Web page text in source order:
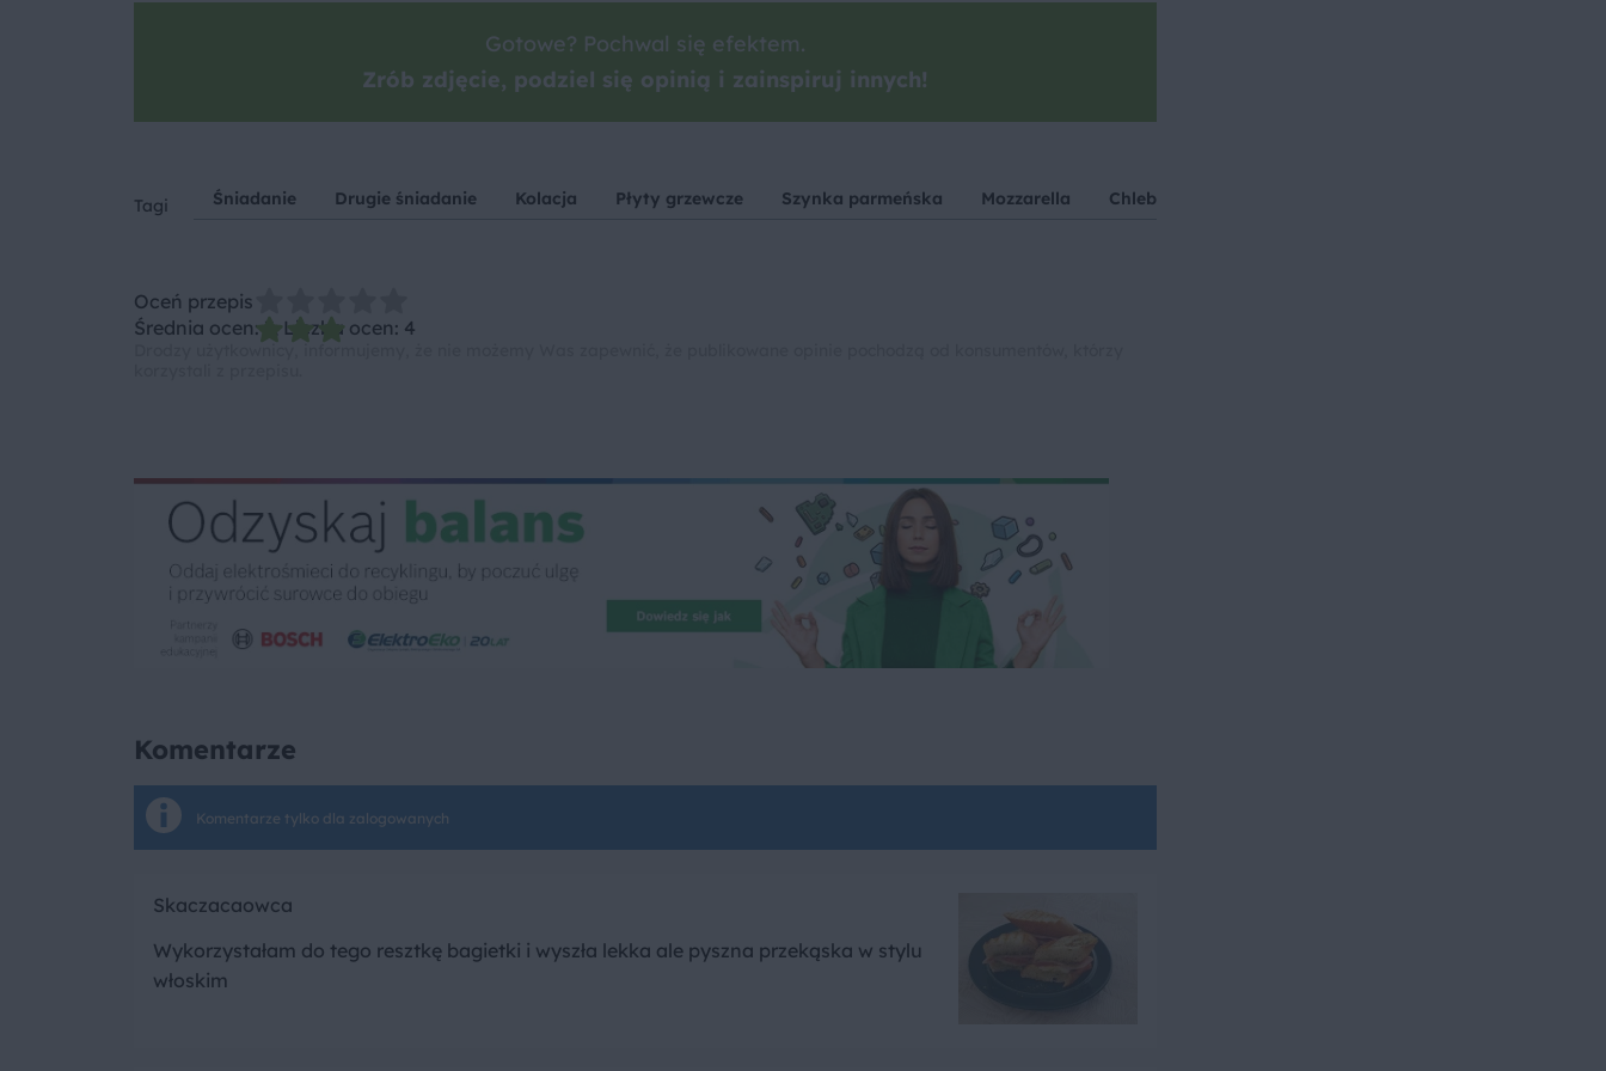
Gotowe? Pochwal się efektem.
Zrób zdjęcie, podziel się opinią i zainspiruj innych!
Tagi Śniadanie Drugie śniadanie Kolacja Płyty grzewcze Szynka parmeńska Mozzarella Chleb
Oceń przepis
Średnia ocen: 3, Liczba ocen: 4
Komentarze
Komentarze tylko dla zalogowanych
Skaczacaowca
Wykorzystałam do tego resztkę bagietki i wyszła lekka ale pyszna przekąska w stylu
włoskim